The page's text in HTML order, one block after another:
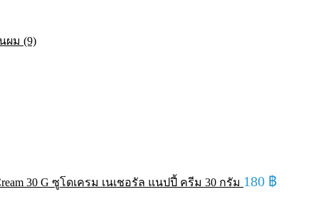
ผม (9)
30 G ซูโดเครม เนเชอรัล แนปปี้ ครีม 30 กรัม 180 ฿